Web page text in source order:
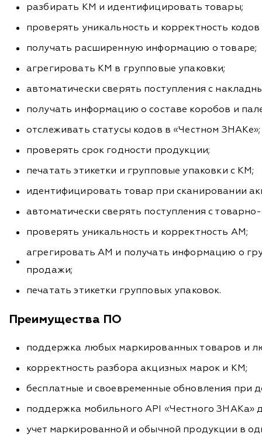
разбирать КМ и идентифицировать товары;
проверять уникальность и корректность
получать расширенную информацию о товаре;
агрегировать КМ в групповые упаковки;
автоматически сверять поступления с
получать информацию о составе коробов и
отслеживать статусы кодов в «Честном ЗНАКе»;
проверять срок годности продукции;
печатать этикетки и групповые упаковки с КМ;
идентифицировать товар при сканировании
автоматически сверять поступления с
проверять уникальность и корректность АМ;
агрегировать АМ и получать информацию о
продажи;
печатать этикетки групповых упаковок.
Преимущества ПО
поддержка любых маркированных товаров и
корректность разбора акцизных марок и КМ;
бесплатные и своевременные обновления при
поддержка мобильного API «Честного ЗНАКа»
учет маркированной и обычной продукции в